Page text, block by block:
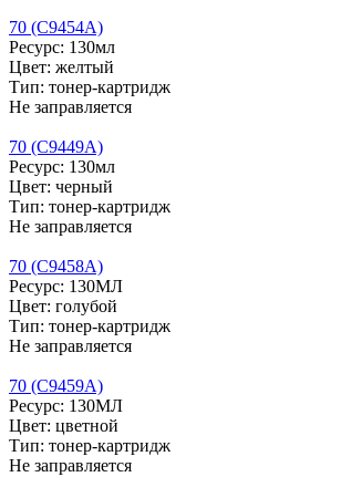
70 (C9454A)
Ресурс: 130мл
Цвет: желтый
Тип: тонер-картридж
Не заправляется
70 (C9449A)
Ресурс: 130мл
Цвет: черный
Тип: тонер-картридж
Не заправляется
70 (C9458A)
Ресурс: 130МЛ
Цвет: голубой
Тип: тонер-картридж
Не заправляется
70 (C9459A)
Ресурс: 130МЛ
Цвет: цветной
Тип: тонер-картридж
Не заправляется